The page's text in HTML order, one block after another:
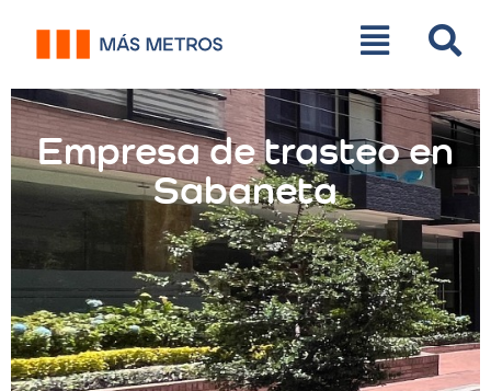
Empresa de trasteo en
Sabaneta